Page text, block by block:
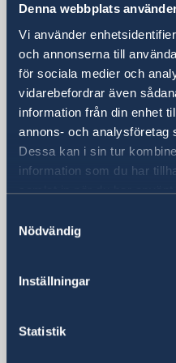
Denna webbplats
Vi använder
och annonserna till
för sociala medier och
vidarebefordrar även
information från din enhet
annons- och analysföretag
Dessa kan i sin tur
information som du har
samlat in när du har
Nödvändig
Inställningar
Statistik
USA, Washington
USA, Houston
USA, New York
USA, San
Svenska konsulat
E-post:
Tel:
Chicago, IL
+1 (312) 781 6262
E-post:
Honorärkonsulatet i
Washington DC på
Denver, CO
Vänligen kontakta
Tel:
New Orleans, LA